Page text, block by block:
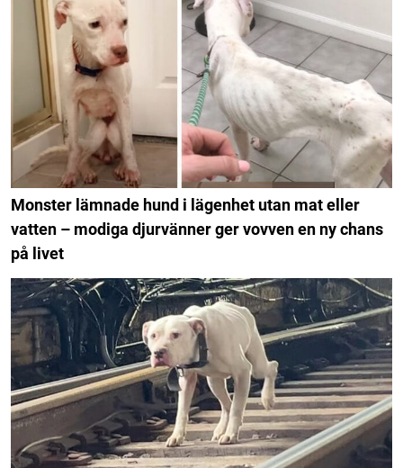
Monster lämnade hund i lägenhet utan mat eller
vatten – modiga djurvänner ger vovven en ny chans
på livet